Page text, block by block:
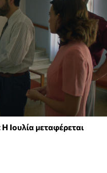
Ιουλία μεταφέρεται